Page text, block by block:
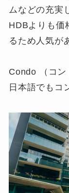
ムなどの充実
HDBよりも価
るため人気が
Condo （コン
日本語でもコ